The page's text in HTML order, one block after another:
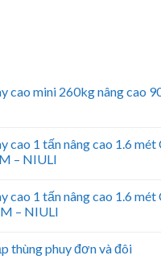
cao mini 260kg nâng cao
cao 1 tấn nâng cao 1.6 mét
– NIULI
cao 1 tấn nâng cao 1.6 mét
– NIULI
thùng phuy đơn và đôi